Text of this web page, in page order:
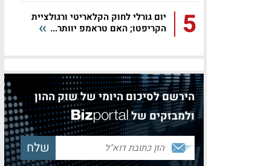
5
יום גורלי לחוק הקלאריטי ורגולציית
הקריפטו; האם טראמפ יוותר...
הירשם לסיכום היומי של שוק ההון
ולמבזקים של